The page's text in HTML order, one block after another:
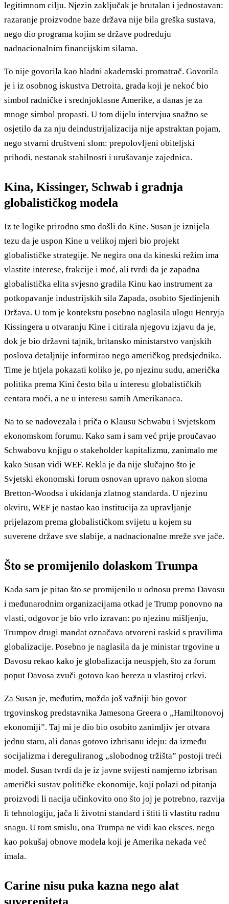
legitimnom cilju. Njezin zaključak je brutalan i jednostavan:
razaranje proizvodne baze država nije bila greška sustava,
nego dio programa kojim se države podređuju
nadnacionalnim financijskim silama.
To nije govorila kao hladni akademski promatrač. Govorila
je i iz osobnog iskustva Detroita, grada koji je nekoć bio
simbol radničke i srednjoklasne Amerike, a danas je za
mnoge simbol propasti. U tom dijelu intervjua snažno se
osjetilo da za nju deindustrijalizacija nije apstraktan pojam,
nego stvarni društveni slom: prepolovljeni obiteljski
prihodi, nestanak stabilnosti i urušavanje zajednica.
Kina, Kissinger, Schwab i gradnja
globalističkog modela
Iz te logike prirodno smo došli do Kine. Susan je iznijela
tezu da je uspon Kine u velikoj mjeri bio projekt
globalističke strategije. Ne negira ona da kineski režim ima
vlastite interese, frakcije i moć, ali tvrdi da je zapadna
globalistička elita svjesno gradila Kinu kao instrument za
potkopavanje industrijskih sila Zapada, osobito Sjedinjenih
Država. U tom je kontekstu posebno naglasila ulogu Henryja
Kissingera u otvaranju Kine i citirala njegovu izjavu da je,
dok je bio državni tajnik, britansko ministarstvo vanjskih
poslova detaljnije informirao nego američkog predsjednika.
Time je htjela pokazati koliko je, po njezinu sudu, američka
politika prema Kini često bila u interesu globalističkih
centara moći, a ne u interesu samih Amerikanaca.
Na to se nadovezala i priča o Klausu Schwabu i Svjetskom
ekonomskom forumu. Kako sam i sam već prije proučavao
Schwabovu knjigu o stakeholder kapitalizmu, zanimalo me
kako Susan vidi WEF. Rekla je da nije slučajno što je
Svjetski ekonomski forum osnovan upravo nakon sloma
Bretton-Woodsa i ukidanja zlatnog standarda. U njezinu
okviru, WEF je nastao kao institucija za upravljanje
prijelazom prema globalističkom svijetu u kojem su
suverene države sve slabije, a nadnacionalne mreže sve jače.
Što se promijenilo dolaskom Trumpa
Kada sam je pitao što se promijenilo u odnosu prema Davosu
i međunarodnim organizacijama otkad je Trump ponovno na
vlasti, odgovor je bio vrlo izravan: po njezinu mišljenju,
Trumpov drugi mandat označava otvoreni raskid s pravilima
globalizacije. Posebno je naglasila da je ministar trgovine u
Davosu rekao kako je globalizacija neuspjeh, što za forum
poput Davosa zvuči gotovo kao hereza u vlastitoj crkvi.
Za Susan je, međutim, možda još važniji bio govor
trgovinskog predstavnika Jamesona Greera o „Hamiltonovoj
ekonomiji”. Taj mi je dio bio osobito zanimljiv jer otvara
jednu staru, ali danas gotovo izbrisanu ideju: da između
socijalizma i dereguliranog „slobodnog tržišta” postoji treći
model. Susan tvrdi da je iz javne svijesti namjerno izbrisan
američki sustav političke ekonomije, koji polazi od pitanja
proizvodi li nacija učinkovito ono što joj je potrebno, razvija
li tehnologiju, jača li životni standard i štiti li vlastitu radnu
snagu. U tom smislu, ona Trumpa ne vidi kao eksces, nego
kao pokušaj obnove modela koji je Amerika nekada već
imala.
Carine nisu puka kazna nego alat